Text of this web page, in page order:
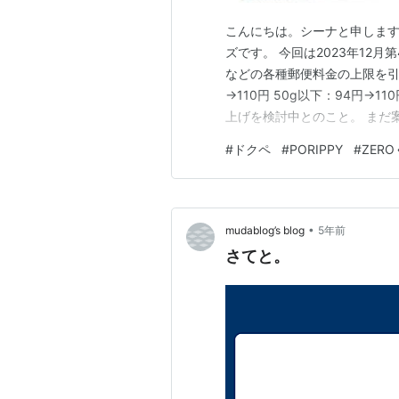
こんにちは。シーナと申しま
ズです。 今回は2023年12月
などの各種郵便料金の上限を
→110円 50g以下：94円→110
上げを検討中とのこと。 ま
年を追うごとに赤字が増えて
況だからのよう…
# ドクペ #PORIPPY #ZERO
mudablog’s blog • 5年前
さてと。